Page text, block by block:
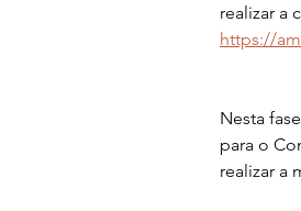
realizar a
https://
Nesta
para o
realizar a